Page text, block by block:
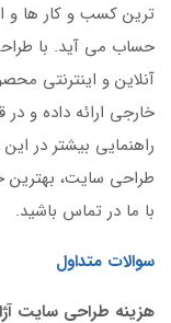
ترین کسب و کار ها و
حساب می آید. با
آنلاین و اینترنتی
خارجی ارائه داده و در
راهنمایی بیشتر در این
طراحی سایت، بهترین
با ما در تماس باشید.
سوالات متداول
هزینه طراحی سایت